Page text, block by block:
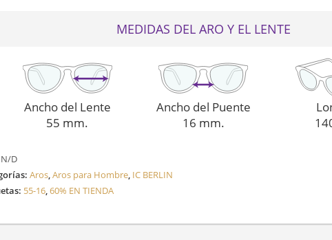
MEDIDAS DEL ARO Y EL LENTE
Ancho del Lente
55 mm.
Ancho del Puente
16 mm.
N/D
Aros,Aros para Hombre, IC BERLIN
55-16,60% EN TIENDA